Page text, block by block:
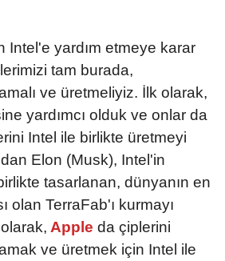
Intel'e yardım etmeye karar
tam burada,
ve üretmeliyiz. İlk olarak,
yardımcı olduk ve onlar da
Intel ile birlikte üretmeyi
Elon (Musk), Intel'in
tasarlanan, dünyanın en
olan TerraFab'ı kurmayı
Apple da çiplerini
ve üretmek için Intel ile